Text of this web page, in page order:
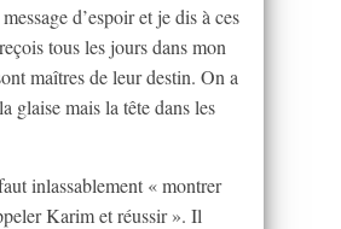
d’espoir et je dis à ces
tous les jours dans mon
maîtres de leur destin. On a
glaise mais la tête dans les
inlassablement « montrer
Karim et réussir ». Il